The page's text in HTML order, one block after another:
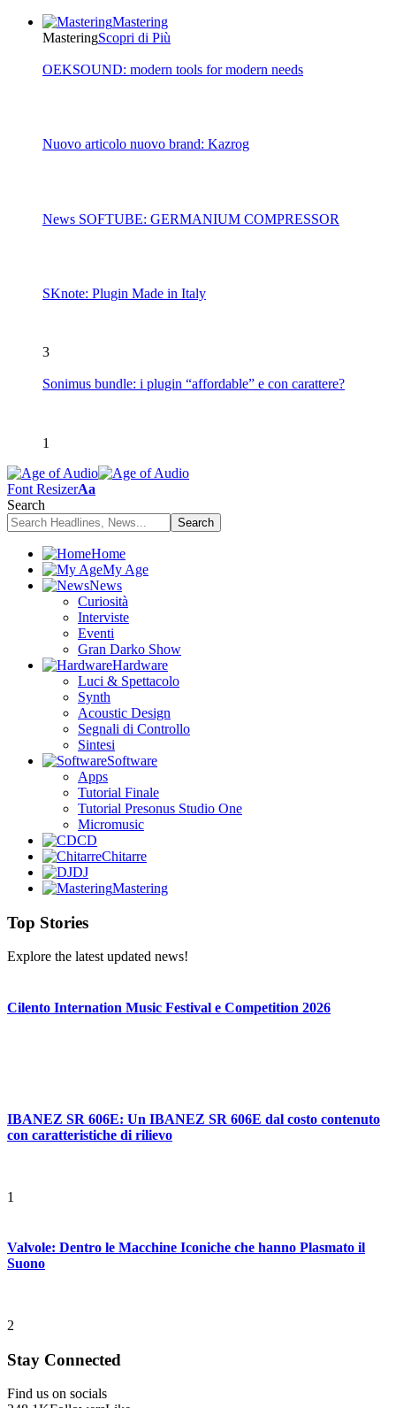
Mastering
MasteringScopri di Più
OEKSOUND: modern tools for modern needs
Nuovo articolo nuovo brand: Kazrog
News SOFTUBE: GERMANIUM COMPRESSOR
SKnote: Plugin Made in Italy
3
Sonimus bundle: i plugin “affordable” e con carattere?
1
Font ResizerAa
Search
Home
My Age
News
Curiosità
Interviste
Eventi
Gran Darko Show
Hardware
Luci & Spettacolo
Synth
Acoustic Design
Segnali di Controllo
Sintesi
Software
Apps
Tutorial Finale
Tutorial Presonus Studio One
Micromusic
CD
Chitarre
DJ
Mastering
Top Stories
Explore the latest updated news!
Cilento Internation Music Festival e Competition 2026
IBANEZ SR 606E: Un IBANEZ SR 606E dal costo contenuto
con caratteristiche di rilievo
1
Valvole: Dentro le Macchine Iconiche che hanno Plasmato il
Suono
2
Stay Connected
Find us on socials